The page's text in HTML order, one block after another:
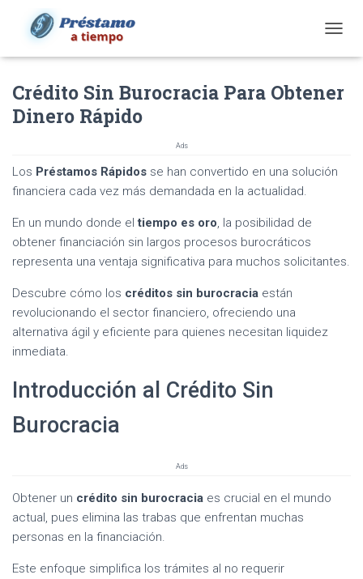
O
G
L
Crédito Sin Burocracia Para Obtener
Dinero Rápido
Ads
Los Préstamos Rápidos se han convertido en una solución
financiera cada vez más demandada en la actualidad.
En un mundo donde eltiempo es oro, la posibilidad de
obtener financiación sin largos procesos burocráticos
representa una ventaja significativa para muchos solicitantes.
Descubre cómo los créditos sin burocracia están
revolucionando el sector financiero, ofreciendo una
alternativa ágil y eficiente para quienes necesitan liquidez
inmediata.
Introducción al Crédito Sin
Burocracia
Ads
Obtener un crédito sin burocracia es crucial en el mundo
actual, pues elimina las trabas que enfrentan muchas
personas en la financiación.
Este enfoque simplifica los trámites al no requerir